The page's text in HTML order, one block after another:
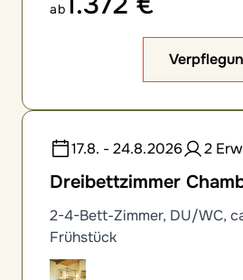
ab
17.8. - 24.8.2026 2
Dreibettzimmer
2-4-Bett-Zimmer, DU/WC,
Frühstück